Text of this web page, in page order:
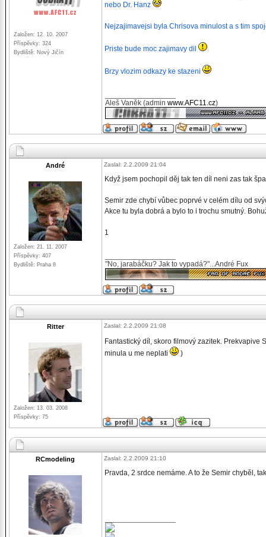
Založen: 12. 10. 2007
Příspěvky: 324
Bydliště: Nový Jičín
nebo Dr. Hanz
Nejzajimavejsi byla Chrisova minulost a s tim
Priste bude moc zajimavy dil
Brzy vlozim odkazy ke stazeni
Aleš Vaněk (admin www.AFC11.cz)
André
Založen: 21. 11. 2007
Příspěvky: 407
Bydliště: Praha 8
Zaslal: 2.2.2009 21:04
Když jsem pochopil děj tak ten díl neni zas tak
Semir zde chybí vůbec poprvé v celém dílu od
Akce tu byla dobrá a bylo to i trochu smutný.
1
"No, jarabáčku? Jak to vypadá?"...André Fux
Ritter
Založen: 13. 03. 2008
Příspěvky: 75
Zaslal: 2.2.2009 21:08
Fantastický díl, skoro filmový zazitek.
minula u me neplati
)
RCmodeling Zaslal: 2.2.2009 21:10
Pravda, 2 srdce nemáme. A to že Semir chyběl,